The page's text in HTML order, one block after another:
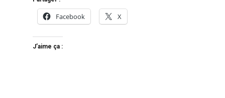
Facebook X
J’aime ça :